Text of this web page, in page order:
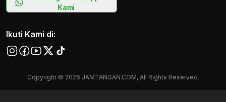
Kami
Ikuti Kami di:
Copyright © 2026 JAMTANGAN.COM, All Rights Reserved.